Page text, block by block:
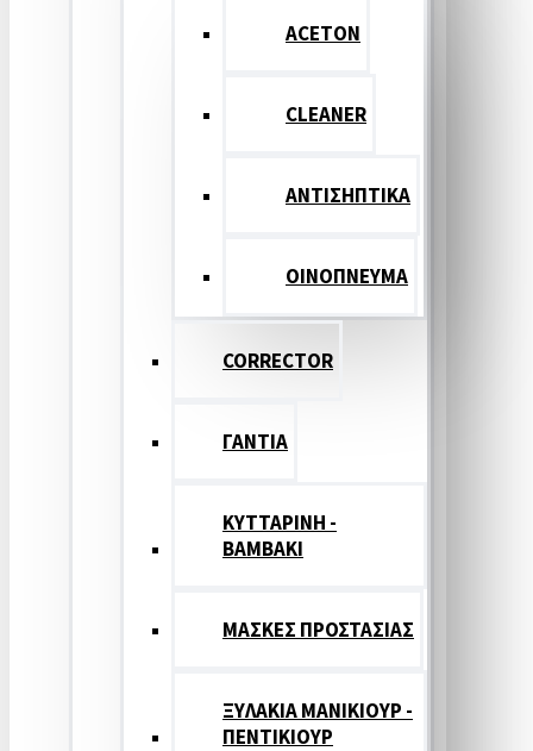
ACETON
CLEANER
ΑΝΤΙΣΗΠΤΙΚΑ
ΟΙΝΟΠΝΕΥΜΑ
CORRECTOR
ΓΑΝΤΙΑ
ΚΥΤΤΑΡΙΝΗ -
ΒΑΜΒΑΚΙ
ΜΑΣΚΕΣ ΠΡΟΣΤΑΣΙΑΣ
ΞΥΛΑΚΙΑ ΜΑΝΙΚΙΟΥΡ -
ΠΕΝΤΙΚΙΟΥΡ